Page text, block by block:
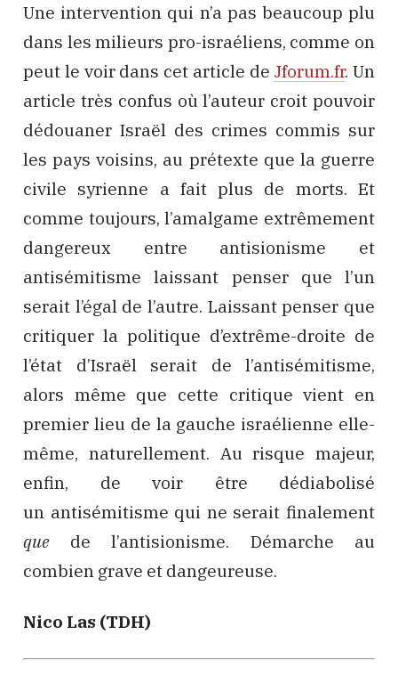
Une intervention qui n’a pas beaucoup plu
dans les milieurs pro-israéliens, comme on
peut le voir dans cet article de Jforum.fr. Un
article très confus où l’auteur croit pouvoir
dédouaner Israël des crimes commis sur
les pays voisins, au prétexte que la guerre
civile syrienne a fait plus de morts. Et
comme toujours, l’amalgame extrêmement
dangereux entre antisionisme et
antisémitisme laissant penser que l’un
serait l’égal de l’autre. Laissant penser que
critiquer la politique d’extrême-droite de
l’état d’Israël serait de l’antisémitisme,
alors même que cette critique vient en
premier lieu de la gauche israélienne elle-
même, naturellement. Au risque majeur,
enfin, de voir être dédiabolisé
un antisémitisme qui ne serait finalement
que de l’antisionisme. Démarche au
combien grave et dangeureuse.
Nico Las (TDH)